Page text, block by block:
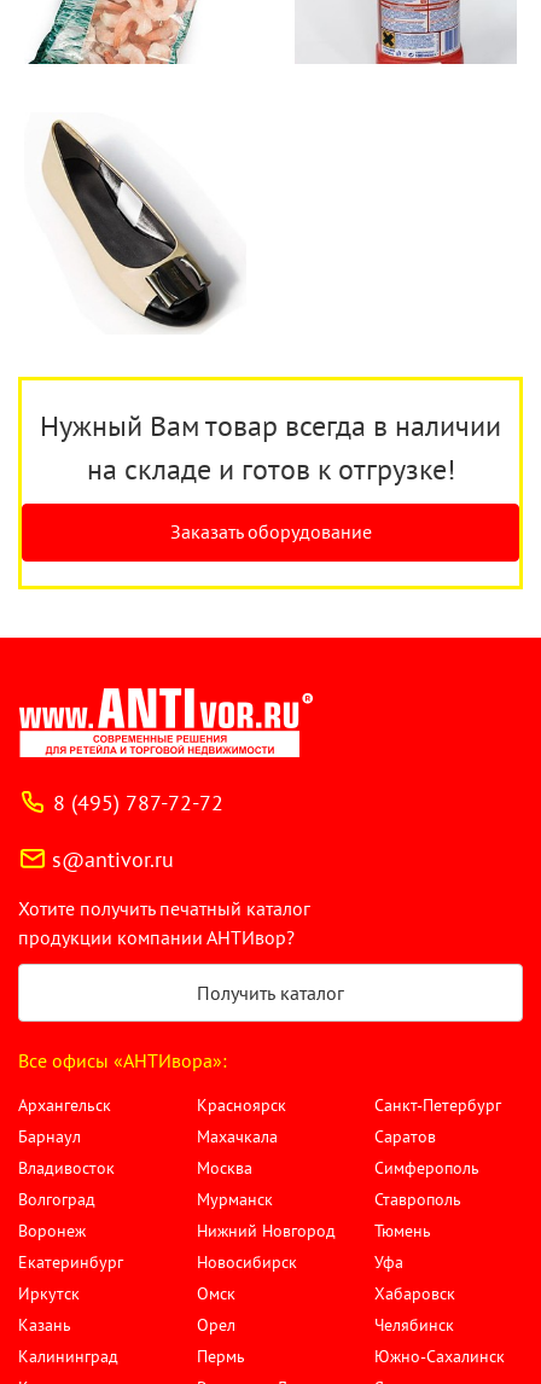
Нужный Вам товар всегда в наличии
на складе и готов к отгрузке!
Заказать оборудование
8 (495) 787-72-72
s@antivor.ru
Хотите получить печатный каталог
продукции компании АНТИвор?
Получить каталог
Все офисы «АНТИвора»:
Архангельск
Барнаул
Владивосток
Волгоград
Воронеж
Екатеринбург
Иркутск
Казань
Калининград
Красноярск
Махачкала
Москва
Мурманск
Нижний Новгород
Новосибирск
Омск
Орел
Пермь
Санкт-Петербург
Саратов
Симферополь
Ставрополь
Тюмень
Уфа
Хабаровск
Челябинск
Южно-Сахалинск